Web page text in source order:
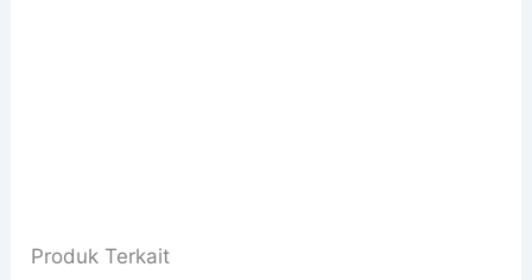
Produk Terkait